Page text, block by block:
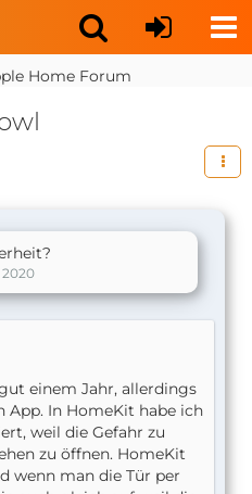
Home Forum
einem Jahr, allerdings
App. In HomeKit habe ich
weil die Gefahr zu
zu öffnen. HomeKit
wenn man die Tür per